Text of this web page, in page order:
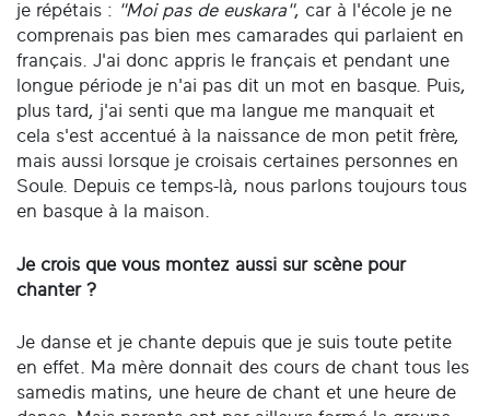
je répétais : "Moi pas de euskara", car à l'école je ne
comprenais pas bien mes camarades qui parlaient en
français. J'ai donc appris le français et pendant une
longue période je n'ai pas dit un mot en basque. Puis,
plus tard, j'ai senti que ma langue me manquait et
cela s'est accentué à la naissance de mon petit frère,
mais aussi lorsque je croisais certaines personnes en
Soule. Depuis ce temps-là, nous parlons toujours tous
en basque à la maison.
Je crois que vous montez aussi sur scène pour
chanter ?
Je danse et je chante depuis que je suis toute petite
en effet. Ma mère donnait des cours de chant tous les
samedis matins, une heure de chant et une heure de